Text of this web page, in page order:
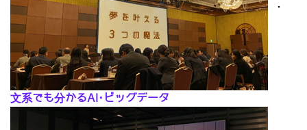
･
文系でも分かるAI･ビッグデータ